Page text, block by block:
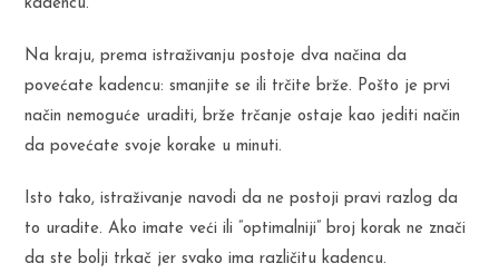
kadencu.
Na kraju, prema istraživanju postoje dva načina da
povećate kadencu: smanjite se ili trčite brže. Pošto je prvi
način nemoguće uraditi, brže trčanje ostaje kao jediti način
da povećate svoje korake u minuti.
Isto tako, istraživanje navodi da ne postoji pravi razlog da
to uradite. Ako imate veći ili ”optimalniji” broj korak ne znači
da ste bolji trkač jer svako ima različitu kadencu.